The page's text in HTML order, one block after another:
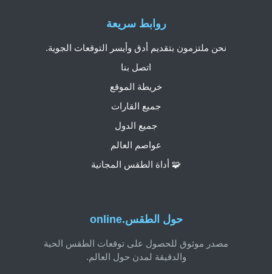
حول الطقس.online
مصدر موثوق للحصول على توقعات الطقس الحية
والدقيقة لمدن حول العالم.
روابط سريعة
نحن ملتزمون بتقديم أدق وأيسر التوقعات الجوية.
اتصل بنا
خريطة الموقع
جميع القارات
جميع الدول
عواصم العالم
🧩 أداة الطقس المجانية